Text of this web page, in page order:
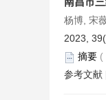
杨博, 宋
2023,
摘要 (
参考文献